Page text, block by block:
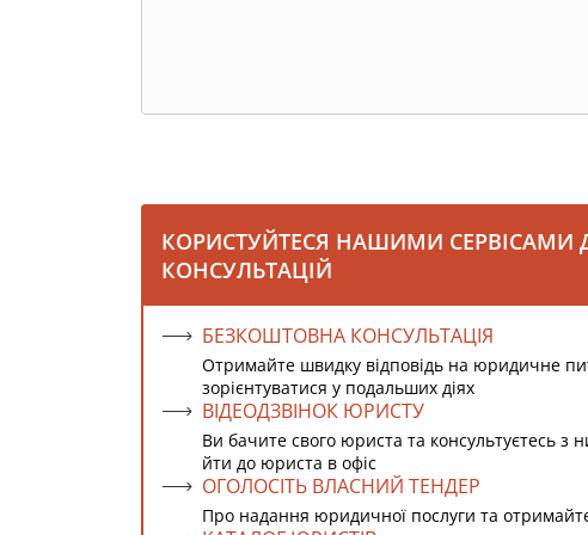
КОРИСТУЙТЕСЯ НАШИМИ
КОНСУЛЬТАЦІЙ
БЕЗКОШТОВНА КОНСУЛЬТАЦІЯ
Отримайте швидку відповідь на юридичне
зорієнтуватися у подальших діях
ВІДЕОДЗВІНОК ЮРИСТУ
Ви бачите свого юриста та консультуєтесь
йти до юриста в офіс
ОГОЛОСІТЬ ВЛАСНИЙ ТЕНДЕР
Про надання юридичної послуги та